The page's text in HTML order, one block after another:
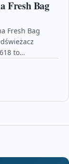
Fresh Bag
Fresh Bag
to…